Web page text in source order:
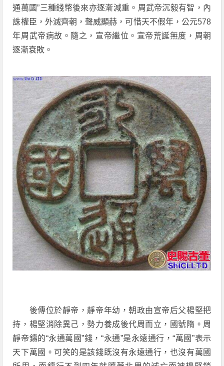
通萬國”三種錢幣後來亦逐漸減重。周武帝沉毅有智，內
誅權臣，外滅齊朝，聲威顯赫，可惜天不假年，公元578
年周武帝病故。隨之，宣帝繼位。宣帝荒誕無度，周朝
逐漸衰敗。
後傳位於靜帝，靜帝年幼，朝政由宣帝后父楊堅把
持，楊堅消除異己，勢力養成後代周而立，國號隋。周
靜帝鑄的“永通萬國”錢，“永通”是永遠通行，“萬國”表示
天下萬國。可笑的是該錢既沒有永遠通行，也沒有萬國